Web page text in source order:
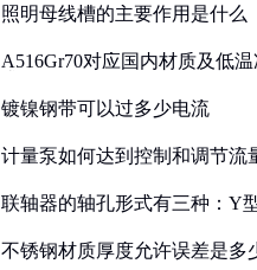
照明母线槽的主要作用是什么
A516Gr70对应国内材质及低
镀镍钢带可以过多少电流
计量泵如何达到控制和调节流
联轴器的轴孔形式有三种：Y
不锈钢材质厚度允许误差是多